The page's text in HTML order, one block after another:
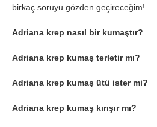
birkaç soruyu gözden geçireceğim!
Adriana krep nasıl bir kumaştır?
Adriana krep kumaş terletir mı?
Adriana krep kumaş ütü ister mi?
Adriana krep kumaş kırışır mı?